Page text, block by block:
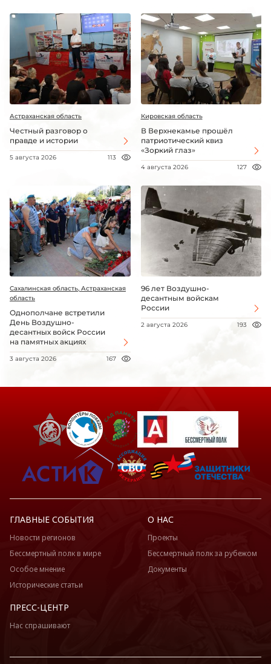
Астраханская область
Честный разговор о
правде и истории
5 августа 2026 113
Кировская область
В Верхнекамье прошёл
патриотический квиз
«Зоркий глаз»
4 августа 2026 127
Сахалинская область, Астраханская
область
Однополчане встретили
День Воздушно-
десантных войск России
на памятных акциях
3 августа 2026 167
96 лет Воздушно-
десантным войскам
России
2 августа 2026 193
ГЛАВНЫЕ СОБЫТИЯ
Новости регионов
Бессмертный полк в мире
Особое мнение
Исторические статьи
О НАС
Проекты
Бессмертный полк за рубежом
Документы
ПРЕСС-ЦЕНТР
Нас спрашивают